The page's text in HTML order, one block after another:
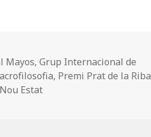
Mayos,Grup Internacional de
, Premi Prat de la Riba
Nou Estat